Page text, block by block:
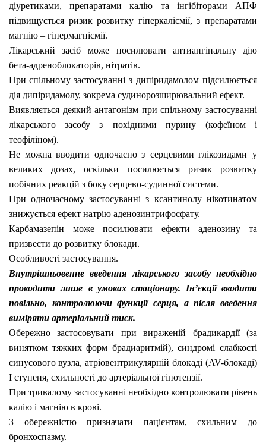
діуретиками, препаратами калію та інгібіторами АПФ
підвищується ризик розвитку гіперкаліємії, з препаратами
магнію – гіпермагніємії.
Лікарський засіб
може посилювати антиангінальну дію
бета-адреноблокаторів, нітратів.
При спільному застосуванні з дипіридамолом підсилюється
дія дипіридамолу, зокрема судинорозширювальний ефект.
Виявляється деякий антагонізм при спільному застосуванні
лікарського засобу з
похідними пурину
(кофеїном і
теофіліном).
Не можна вводити одночасно з серцевими глікозидами у
великих дозах, оскільки посилюється ризик розвитку
побічних реакцій з боку серцево-судинної системи.
При одночасному застосуванні з ксантинолу нікотинатом
знижується ефект натрію аденозинтрифосфату.
Карбамазепін
може посилювати ефекти аденозину та
призвести до розвитку блокади.
Особливості застосування.
Внутрішньовенне введення лікарського засобу необхідно
проводити лише в умовах стаціонару. Ін’єкції вводити
повільно, контролюючи функції серця, а після введення
виміряти артеріальний тиск.
Обережно застосовувати при вираженій брадикардії (за
винятком тяжких форм брадиаритмій), синдромі слабкості
синусового вузла, атріовентрикулярній блокаді (AV-блокаді)
І ступеня, схильності до артеріальної гіпотензії.
При тривалому застосуванні необхідно контролювати рівень
калію і магнію в крові.
З обережністю призначати пацієнтам, схильним до
бронхоспазму.